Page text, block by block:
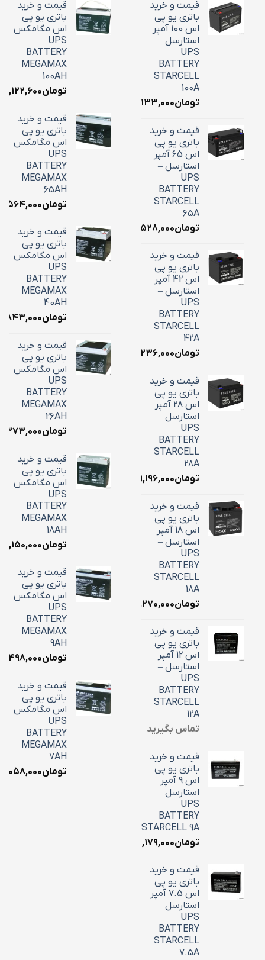
قیمت و خرید
باتری یو پی
اس 100 آمپر
استارسل –
UPS
BATTERY
STARCELL
100A
تومان۳۴,۱۳۳,۰۰۰
قیمت و خرید
باتری یو پی
اس 65 آمپر
استارسل –
UPS
BATTERY
STARCELL
65A
تومان۲۲,۵۲۸,۰۰۰
قیمت و خرید
باتری یو پی
اس 42 آمپر
استارسل –
UPS
BATTERY
STARCELL
42A
تومان۱۶,۲۳۶,۰۰۰
قیمت و خرید
باتری یو پی
اس 28 آمپر
استارسل –
UPS
BATTERY
STARCELL
28A
تومان۹,۱۹۶,۰۰۰
قیمت و خرید
باتری یو پی
اس 18 آمپر
استارسل –
UPS
BATTERY
STARCELL
18A
تومان۶,۲۷۰,۰۰۰
قیمت و خرید
باتری یو پی
اس 12 آمپر
استارسل –
UPS
BATTERY
STARCELL
12A
تماس بگیرید
قیمت و خرید
باتری یو پی
اس 9 آمپر
استارسل –
UPS
BATTERY
STARCELL 9A
تومان۳,۱۷۹,۰۰۰
قیمت و خرید
باتری یو پی
اس 7.5 آمپر
استارسل –
UPS
BATTERY
STARCELL
7.5A
قیمت و خرید
باتری یو پی
اس مگامکس
UPS
BATTERY
MEGAMAX
100AH
تومان
قیمت و خرید
باتری یو پی
اس مگامکس
UPS
BATTERY
MEGAMAX
65AH
تومان
قیمت و خرید
باتری یو پی
اس مگامکس
UPS
BATTERY
MEGAMAX
40AH
تومان
قیمت و خرید
باتری یو پی
اس مگامکس
UPS
BATTERY
MEGAMAX
26AH
تومان
قیمت و خرید
باتری یو پی
اس مگامکس
UPS
BATTERY
MEGAMAX
18AH
تومان۷,۱۵۰,۰۰۰
قیمت و خرید
باتری یو پی
اس مگامکس
UPS
BATTERY
MEGAMAX
9AH
تومان
قیمت و خرید
باتری یو پی
اس مگامکس
UPS
BATTERY
MEGAMAX
7AH
تومان